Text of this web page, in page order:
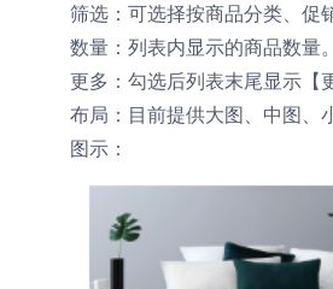
筛选：可选择按商品分类、促
数量：列表内显示的商品数量
更多：勾选后列表末尾显示【
布局：目前提供大图、中图、
图示：